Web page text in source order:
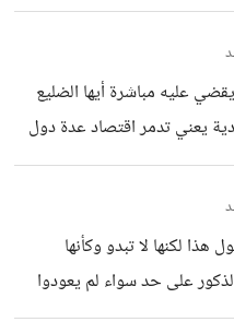
عليه مباشرة أيها الضليع
يعني تدمر اقتصاد عدة دول
ينتظر سداد دينه.. لذا
مسلمون كثر منذ
وغيره من فروض تستوجب
قد يكون هناك عشرة يؤدون
من عندي..' واحسب على عدد
لكنها لا تبدو وكأنها
على حد سواء لم يعودوا
يتم التلاعب بعقول الأمة